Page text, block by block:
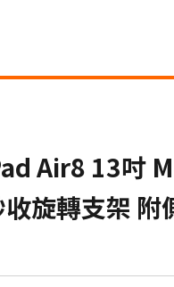
Air8 13吋
旋轉支架 附